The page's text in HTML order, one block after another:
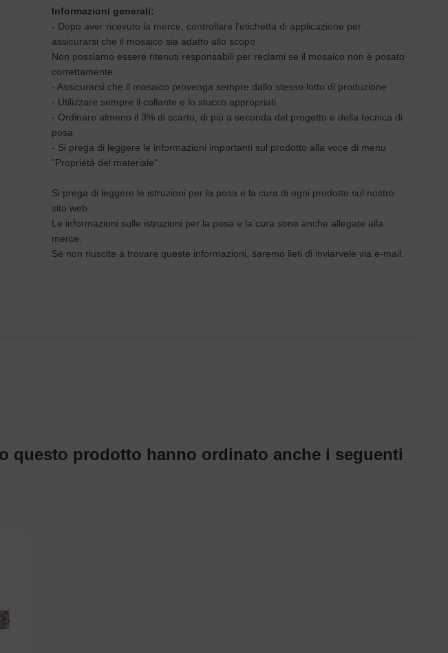
Informazioni generali:
- Dopo aver ricevuto la merce, controllare l'etichetta di applicazione per
assicurarsi che il mosaico sia adatto allo scopo
Non possiamo essere ritenuti responsabili per reclami se il mosaico non è posato
correttamente
- Assicurarsi che il mosaico provenga sempre dallo stesso lotto di produzione
- Utilizzare sempre il collante e lo stucco appropriati
- Ordinare almeno il 3% di scarto, di più a seconda del progetto e della tecnica di
posa
- Si prega di leggere le informazioni importanti sul prodotto alla voce di menu
"Proprietà del materiale".
Si prega di leggere le istruzioni per la posa e la cura di ogni prodotto sul nostro
sito web.
Le informazioni sulle istruzioni per la posa e la cura sono anche allegate alla
merce.
Se non riuscite a trovare queste informazioni, saremo lieti di inviarvele via e-mail.
questo prodotto hanno ordinato anche i seguenti